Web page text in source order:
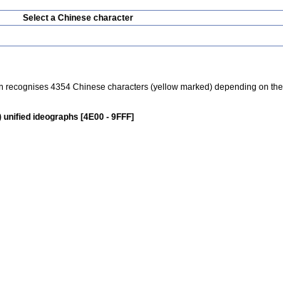
Select a Chinese character
4354 Chinese characters (yellow marked) depending on the
ideographs [4E00 - 9FFF]